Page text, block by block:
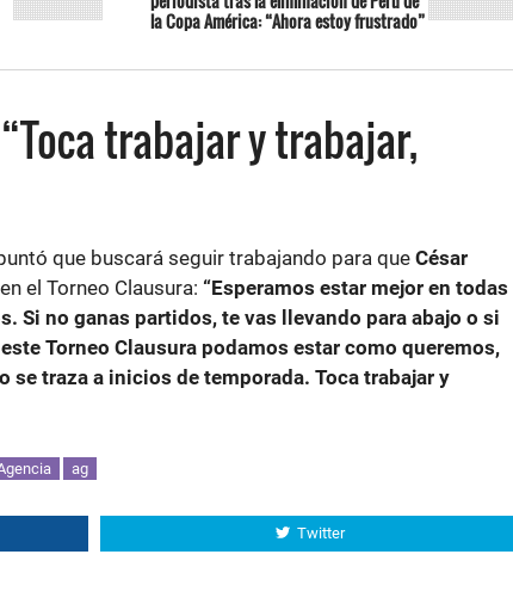
la Copa América: “Ahora estoy frustrado”
trabajar y trabajar,
que buscará seguir trabajando para que César
el Torneo Clausura: “Esperamos estar mejor en todas
Si no ganas partidos, te vas llevando para abajo o si
Torneo Clausura podamos estar como queremos,
traza a inicios de temporada. Toca trabajar y
ag
Twitter